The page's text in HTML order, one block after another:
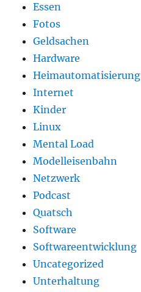
Essen
Fotos
Geldsachen
Hardware
Heimautomatisierung
Internet
Kinder
Linux
Mental Load
Modelleisenbahn
Netzwerk
Podcast
Quatsch
Software
Softwareentwicklung
Uncategorized
Unterhaltung